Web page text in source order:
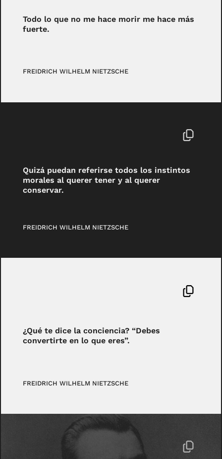
Todo lo que no me hace morir me hace más
fuerte.
FREIDRICH WILHELM NIETZSCHE
Quizá puedan referirse todos los instintos
morales al querer tener y al querer
conservar.
FREIDRICH WILHELM NIETZSCHE
¿Qué te dice la conciencia? “Debes
convertirte en lo que eres”.
FREIDRICH WILHELM NIETZSCHE